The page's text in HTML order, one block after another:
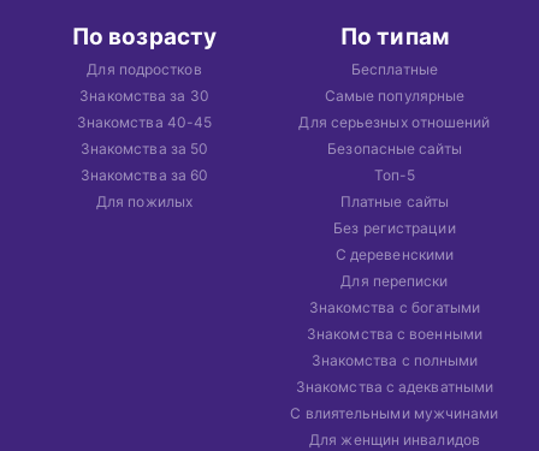
По возрасту
Для подростков
Знакомства за 30
Знакомства 40-45
Знакомства за 50
Знакомства за 60
Для пожилых
По типам
Бесплатные
Самые популярные
Для серьезных отношений
Безопасные сайты
Топ-5
Платные сайты
Без регистрации
С деревенскими
Для переписки
Знакомства с богатыми
Знакомства с военными
Знакомства с полными
Знакомства с адекватными
С влиятельными мужчинами
Для женщин инвалидов